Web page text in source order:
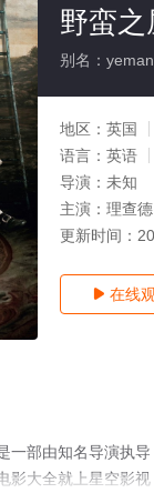
野蛮之
别名：
地区： 英国
语言： 英语
导演： 未知
主演： 理查
更新时间：
 在线
一部由知名导演执
影大全就上星空影